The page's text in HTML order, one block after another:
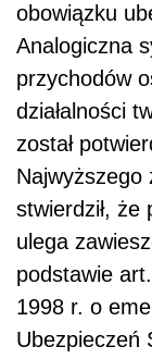
obowiązku
Analogiczna
przychodów
działalności
został
Najwyższego
stwierdził,
ulega
podstawie
1998 r. o
Ubezpieczeń